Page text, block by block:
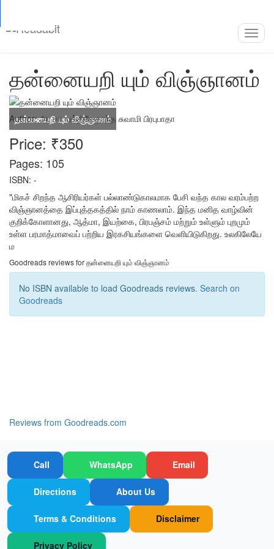
தன்னையறி யும் விஞ்ஞானம்
Author:அ. சா. பக்திவேதாந்த சுவாமி பிரபுபாதா
Price: ₹350
Pages: 105
ISBN: -
"மிகச் சிறந்த ஆசிரியர்கள் பல்லாண்டுகாலமாக பேசி வந்த கால வரம்பற்ற
விஞ்ஞானத்தை இப்புத்தகத்தில் நாம் காணலாம். இந்த மனித வாழ்வின்
குறிக்கோளானது, ஆத்மா, இயற்கை, பிரபஞ்சம் மற்றும் உள்ளும் புறமும்
உள்ள பரமாத்மாவைப் பற்றிய இரகசியங்களை வெளியிடுகிறது. உலகிலேயே
ம
Goodreads reviews for தன்னையறி யும் விஞ்ஞானம்
No ISBN available to load Goodreads reviews. Search on
Goodreads
Reviews from Goodreads.com
Call WhatsApp Email
Directions About Us
Terms & Conditions Disclaimer
Privacy Policy